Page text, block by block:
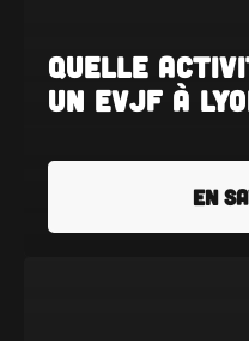
Quelle
un EVJF à
EN